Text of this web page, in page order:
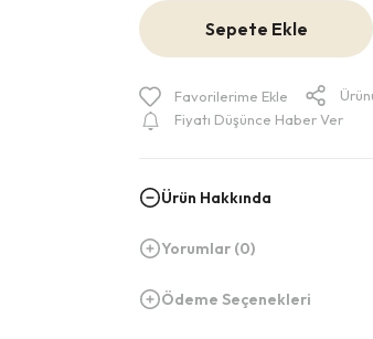
Sepete Ekle
Fiyatı Düşünce Haber Ver
Ürün Hakkında
Yorumlar (0)
Ödeme Seçenekleri